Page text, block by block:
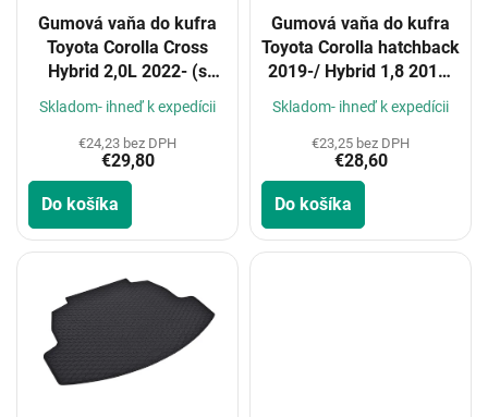
Gumová vaňa do kufra
Toyota Corolla Cross
Hybrid 2,0L 2022- (s
Skladom- ihneď k expedícii
€24,23 bez DPH
€29,80
Do košíka
Gumová vaňa do kufra
Toyota Corolla hatchback
2019-/ Hybrid 1,8 2019-
Skladom- ihneď k expedícii
€23,25 bez DPH
€28,60
Do košíka